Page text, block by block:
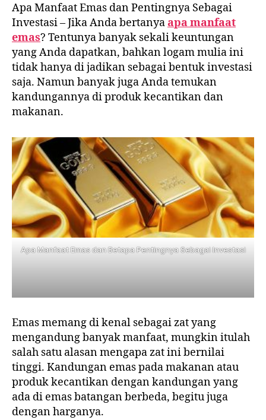
Apa Manfaat Emas dan Pentingnya Sebagai
Investasi – Jika Anda bertanyaapa manfaat
emas? Tentunya banyak sekali keuntungan
yang Anda dapatkan, bahkan logam mulia ini
tidak hanya di jadikan sebagai bentuk investasi
saja. Namun banyak juga Anda temukan
kandungannya di produk kecantikan dan
makanan.
Apa Manfaat Emas dan Betapa Pentingnya Sebagai Investasi
Emas memang di kenal sebagai zat yang
mengandung banyak manfaat, mungkin itulah
salah satu alasan mengapa zat ini bernilai
tinggi. Kandungan emas pada makanan atau
produk kecantikan dengan kandungan yang
ada di emas batangan berbeda, begitu juga
dengan harganya.